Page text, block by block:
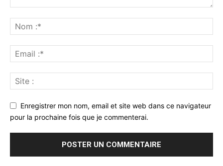
Enregistrer mon nom, email et site web dans ce navigateur
pour la prochaine fois que je commenterai.